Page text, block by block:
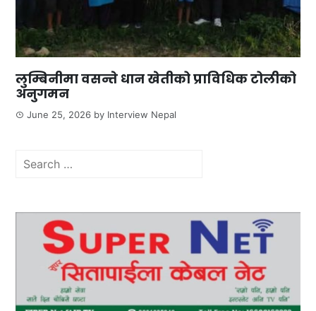
लुम्बिनीमा वसन्ते धान खेतीको प्राविधिक टोलीको
अनुगमन
June 25, 2026 by Interview Nepal
Search